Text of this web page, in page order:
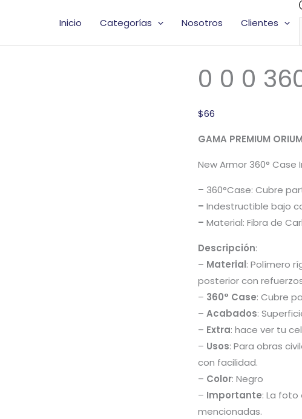
Inicio Categorías Nosotros Clientes
0 0 0
$66
GAMA PREMIUM ORIUM
New Armor 360° Case
– 360°Case: Cubre
– Indestructible bajo
– Material: Fibra de
Descripción:
– Material: Polímero
posterior con
– 360° Case: Cubre
–Acabados:
– Extra: hace ver tu
– Usos: Para obras
con facilidad.
– Color: Negro
– Importante: La
mencionadas.
0
Case
Irrompible